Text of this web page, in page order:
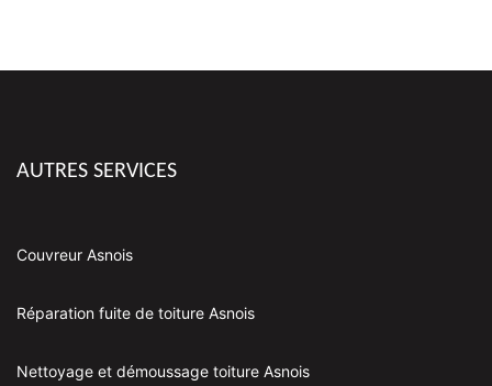
AUTRES SERVICES
Couvreur Asnois
Réparation fuite de toiture Asnois
Nettoyage et démoussage toiture Asnois